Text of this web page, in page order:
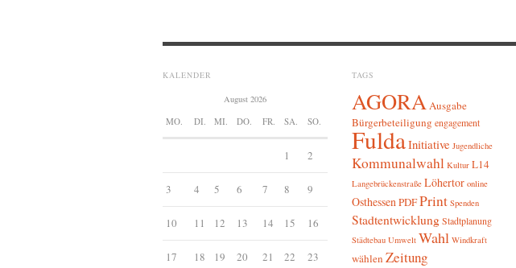
KALENDER
August 2026
MO. DI. MI. DO. FR. SA. SO.
1 2
3 4 5 6 7 8 9
10 11 12 13 14 15 16
17 18 19 20 21 22 23
TAGS
AGORAAusgabe
Bürgerbeteiligung engagement
FuldaInitiative Jugendliche
Kommunalwahl Kultur L14
Langebrückenstraße Löhertor online
OsthessenPDFPrint Spenden
StadtentwicklungStadtplanung
Städtebau Umwelt Wahl Windkraft
wählen Zeitung